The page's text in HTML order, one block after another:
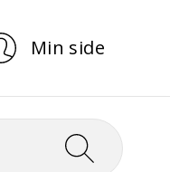
Min side